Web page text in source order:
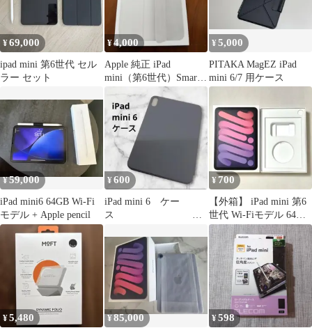
第7世代 apple
¥69,000
ipad mini 第6世代 セル
ラー セット
¥4,000
Apple 純正 iPad
mini（第6世代）Smart
Folio ホワイト
¥5,000
PITAKA MagEZ iPad
mini 6/7 用ケース
¥59,000
iPad mini6 64GB Wi-Fi
モデル + Apple pencil
¥600
iPad mini 6 ケー
ス
865-2
¥700
【外箱】 iPad mini 第6
世代 Wi-Fiモデル 64GB
パープル
¥5,480 ¥85,000 ¥598